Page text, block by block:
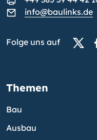
info@baulinks.de
Folge uns auf
Themen
Bau
Ausbau